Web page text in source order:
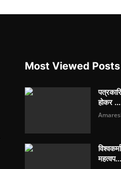
Most Viewed Posts
होकर ...
महत्वप...